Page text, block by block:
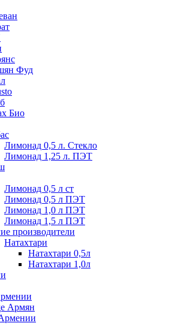
Фуд
Био
Лимонад 0,5 л. Стекло
Лимонад 1,25 л. ПЭТ
Лимонад 0,5 л ст
Лимонад 0,5 л ПЭТ
Лимонад 1,0 л ПЭТ
Лимонад 1,5 л ПЭТ
производители
Натахтари
Натахтари 0,5л
Натахтари 1,0л
Армян